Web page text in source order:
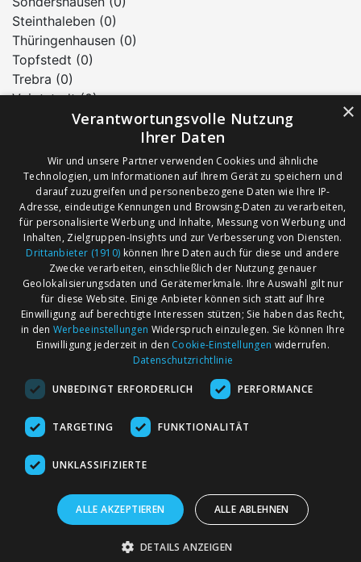
Steinthaleben (0)
Thüringenhausen (0)
Topfstedt (0)
Trebra (0)
Voigtstedt (0)
Wasserthaleben (0)
Westerengel (0)
Westgreußen (0)
Wiedermuth (0)
Wiehe (0)
Wolferschwenda (0)
AGB
Impressum
Datenschutz
Werben bei marktcom
Märkte nach Bundesländern
Märkte nach PLZ
Märkte nach Umkreis
Flohmarkt
marktcom.de Deutschland GmbH © 2020
×
Verantwortungsvolle Nutzung
Ihrer Daten
Wir und unsere Partner verwenden Cookies und ähnliche
Technologien, um Informationen auf Ihrem Gerät zu speichern und
darauf zuzugreifen und personenbezogene Daten wie Ihre IP-
Adresse, eindeutige Kennungen und Browsing-Daten zu verarbeiten,
für personalisierte Werbung und Inhalte, Messung von Werbung und
Inhalten, Zielgruppen-Insights und zur Verbesserung von Diensten.
Drittanbieter (1910) können Ihre Daten auch für diese und andere
Zwecke verarbeiten, einschließlich der Nutzung genauer
Geolokalisierungsdaten und Gerätemerkmale. Ihre Auswahl gilt nur
für diese Website. Einige Anbieter können sich statt auf Ihre
Einwilligung auf berechtigte Interessen stützen; Sie haben das Recht,
in den Werbeeinstellungen Widerspruch einzulegen. Sie können Ihre
Einwilligung jederzeit in den Cookie-Einstellungen widerrufen.
Datenschutzrichtlinie
UNBEDINGT ERFORDERLICH PERFORMANCE
TARGETING FUNKTIONALITÄT
UNKLASSIFIZIERTE
ALLE AKZEPTIEREN ALLE ABLEHNEN
DETAILS ANZEIGEN